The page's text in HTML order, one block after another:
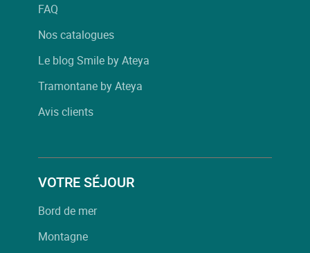
FAQ
Nos catalogues
Le blog Smile by Ateya
Tramontane by Ateya
Avis clients
VOTRE SÉJOUR
Bord de mer
Montagne